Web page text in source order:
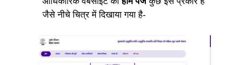
जैसे नीचे चित्र में दिखाया गया है-